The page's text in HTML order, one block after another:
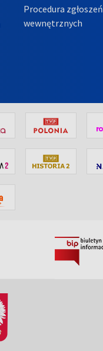
Procedura zgłoszeń
wewnętrznych